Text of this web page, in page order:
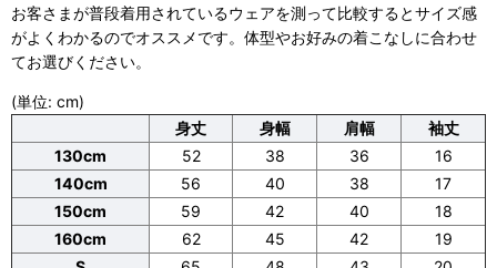
お客さまが普段着用されているウェアを測って比較するとサイズ感
がよくわかるのでオススメです。体型やお好みの着こなしに合わせ
てお選びください。
(単位: cm)
身丈
身幅 肩幅
袖丈
130cm
52 38 36
16
140cm
56 40 38
17
150cm
59 42 40
18
160cm
62 45 42
19